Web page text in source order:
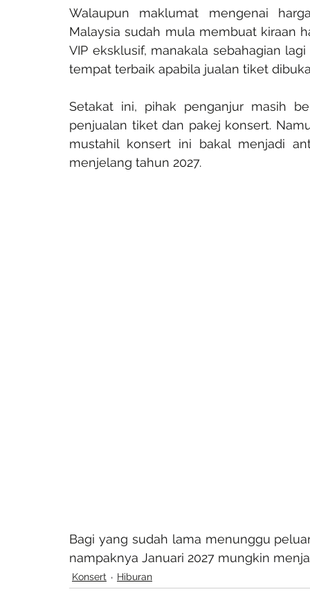
Walaupun maklumat mengenai
Malaysia sudah mula membuat kiraan
VIP eksklusif, manakala sebahagian
tempat terbaik apabila jualan tiket
Setakat ini, pihak penganjur masih
penjualan tiket dan pakej konsert.
mustahil konsert ini bakal menjadi
menjelang tahun 2027.
Bagi yang sudah lama menunggu
nampaknya Januari 2027 mungkin
Konsert Hiburan